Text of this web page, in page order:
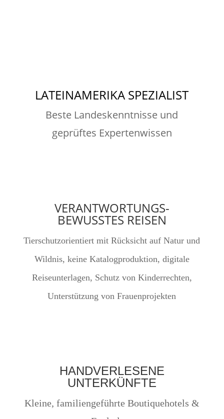
LATEINAMERIKA SPEZIALIST
Beste Landeskenntnisse und
geprüftes Expertenwissen
VERANTWORTUNGS-
BEWUSSTES REISEN
Tierschutzorientiert mit Rücksicht auf Natur und
Wildnis, keine Katalogproduktion, digitale
Reiseunterlagen, Schutz von Kinderrechten,
Unterstützung von Frauenprojekten
HANDVERLESENE
UNTERKÜNFTE
Kleine, familiengeführte Boutiquehotels &